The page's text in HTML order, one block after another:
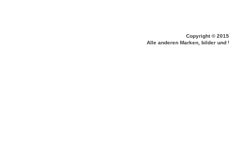
Copyright ©
Alle anderen Marken, bilder und